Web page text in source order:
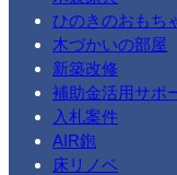
ひのきのおもち
木づかいの部屋
新築改修
補助金活用サポ
入札案件
AIR鉋
床リノベ